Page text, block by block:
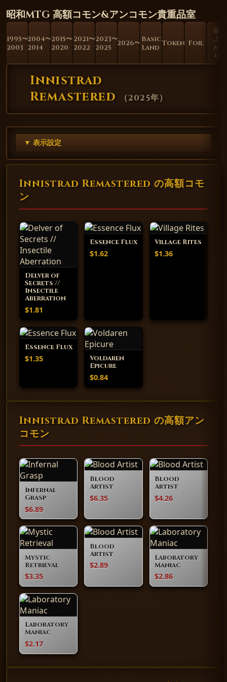
昭和MTG 高額コモン&アンコモン貴重品室
1995〜
2003
2004〜
2014
2015〜
2020
2021〜
2022
2023〜
2025
2026〜 Basic
Land Token Foil
値
上
が
り
Innistrad
Remastered
（2025年）
▼ 表示設定
Innistrad Remastered の高額コモ
ン
Delver of
Secrets //
Insectile
Aberration
$1.81
Essence Flux
$1.62
Village Rites
$1.36
Essence Flux
$1.35
Voldaren
Epicure
$0.84
Innistrad Remastered の高額アン
コモン
Infernal
Grasp
$6.89
Blood
Artist
$6.35
Blood
Artist
$4.26
Mystic
Retrieval
$3.35
Blood
Artist
$2.89
Laboratory
Maniac
$2.86
Laboratory
Maniac
$2.17